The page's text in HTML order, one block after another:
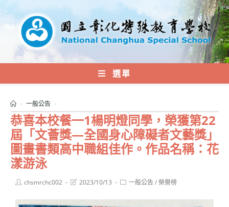
轉
內
選單
恭喜本校餐一1楊明燈同學，榮獲第22
屆「文薈獎—全國身心障礙者文藝獎」
圖畫書類高中職組佳作。作品名稱：花
漾游泳
> 一般公告 >
Postchsmrchc002
Post2023/10/13
Post一般公告/榮譽榜